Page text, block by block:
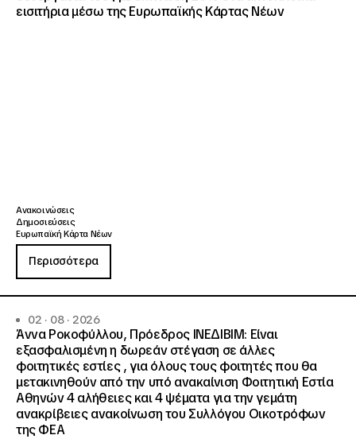
εισιτήρια μέσω της Ευρωπαϊκής Κάρτας Νέων
Ανακοινώσεις
Δημοσιεύσεις
Ευρωπαϊκή Κάρτα Νέων
Περισσότερα
02 · 08 · 2026
Άννα Ροκοφύλλου, Πρόεδρος ΙΝΕΔΙΒΙΜ: Είναι
εξασφαλισμένη η δωρεάν στέγαση σε άλλες
φοιτητικές εστίες , για όλους τους φοιτητές που θα
μετακινηθούν από την υπό ανακαίνιση Φοιτητική Εστία
Αθηνών 4 αλήθειες και 4 ψέματα για την γεμάτη
ανακρίβειες ανακοίνωση του Συλλόγου Οικοτρόφων
της ΦΕΑ